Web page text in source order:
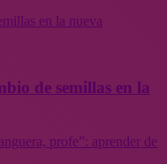
en la nueva
de semillas en la
profe”: aprender de